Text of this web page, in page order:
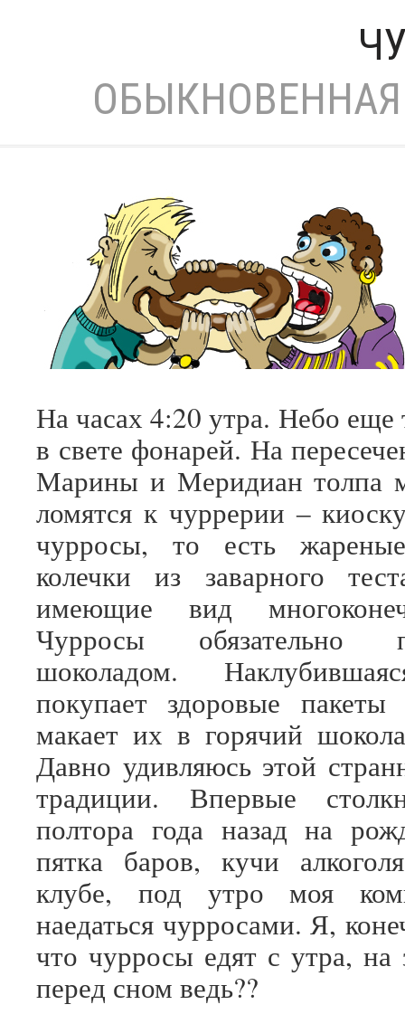
На часах 4:20 утра. Небо
в свете фонарей. На
Марины и Меридиан толпа
ломятся к чуррерии ‒
чурросы, то есть
колечки из заварного
имеющие вид
Чурросы обязательно
шоколадом.
покупает здоровые
макает их в горячий
Давно удивляюсь этой
традиции. Впервые
полтора года назад на
пятка баров, кучи
клубе, под утро моя
наедаться чурросами. Я,
что чурросы едят с утра, на
перед сном ведь??